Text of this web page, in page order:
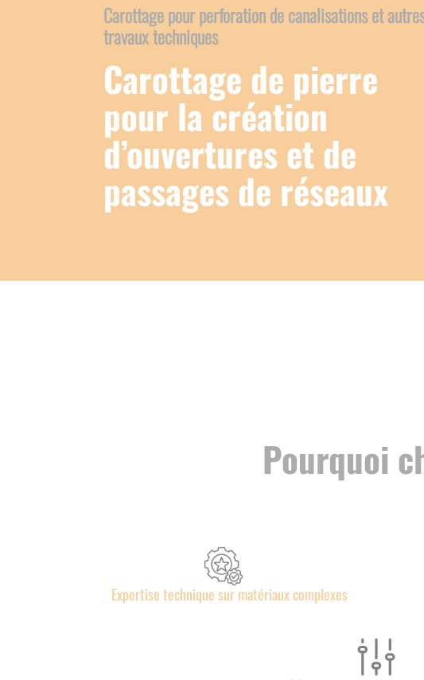
Carottage pour perforation de canalisations et
travaux techniques
Carottage de pierre
pour la création
d’ouvertures et de
passages de réseaux
Pourquoi
Expertise technique sur matériaux complexes